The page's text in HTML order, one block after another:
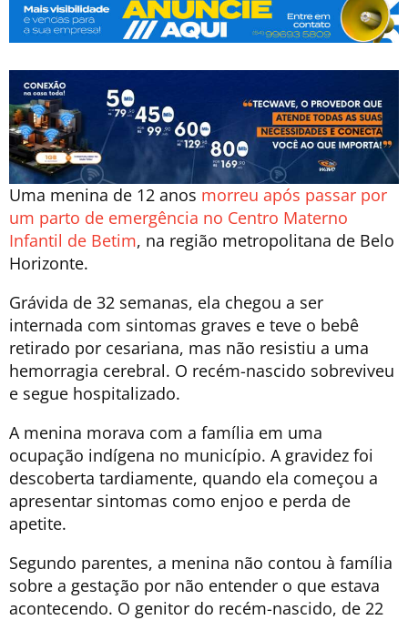
Uma menina de 12 anos morreu após passar por
um parto de emergência no Centro Materno
Infantil de Betim, na região metropolitana de Belo
Horizonte.
Grávida de 32 semanas, ela chegou a ser
internada com sintomas graves e teve o bebê
retirado por cesariana, mas não resistiu a uma
hemorragia cerebral. O recém-nascido sobreviveu
e segue hospitalizado.
A menina morava com a família em uma
ocupação indígena no município. A gravidez foi
descoberta tardiamente, quando ela começou a
apresentar sintomas como enjoo e perda de
apetite.
Segundo parentes, a menina não contou à família
sobre a gestação por não entender o que estava
acontecendo. O genitor do recém-nascido, de 22